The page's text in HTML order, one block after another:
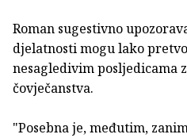
Roman sugestivno
djelatnosti mogu lako
nesagledivim posljedicama
čovječanstva.
"Posebna je, međutim,